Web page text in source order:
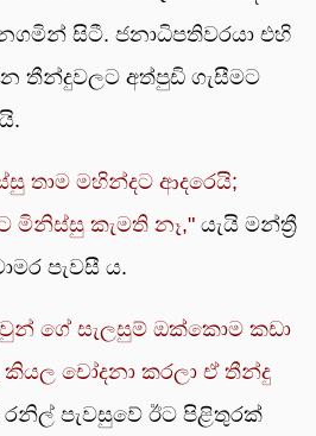
සිටී. ජනාධිපතිවරයා එහි
තීන්දුවලට අත්පුඩි ගැසීමට
තාම මහින්දට ආදරෙයි;
මිනිස්සු කැමති නෑ," යැයි මන්ත්‍රී
පැවසී ය.
ගේ සැලසුම් ඔක්කොම කඩා
චෝදනා කරලා ඒ තීන්දු
රනිල් පැවසුවේ ඊට පිළිතුරක්